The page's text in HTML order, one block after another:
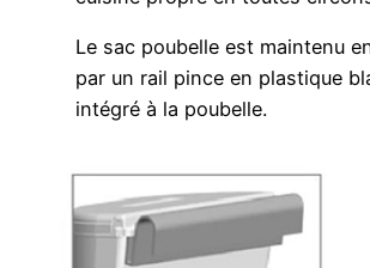
Le sac poubelle est maintenu
par un rail pince en plastique
intégré à la poubelle.